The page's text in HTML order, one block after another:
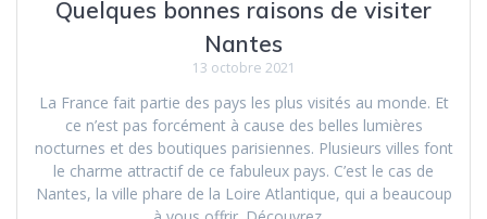
Quelques bonnes raisons de visiter
Nantes
13 octobre 2021
La France fait partie des pays les plus visités au monde. Et
ce n’est pas forcément à cause des belles lumières
nocturnes et des boutiques parisiennes. Plusieurs villes font
le charme attractif de ce fabuleux pays. C’est le cas de
Nantes, la ville phare de la Loire Atlantique, qui a beaucoup